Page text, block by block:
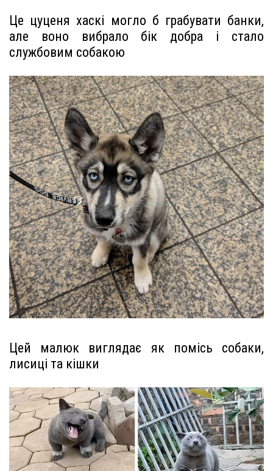
Це цуценя хаскі могло б грабувати банки,
але воно вибрало бік добра і стало
службовим собакою
Цей малюк виглядає як помісь собаки,
лисиці та кішки